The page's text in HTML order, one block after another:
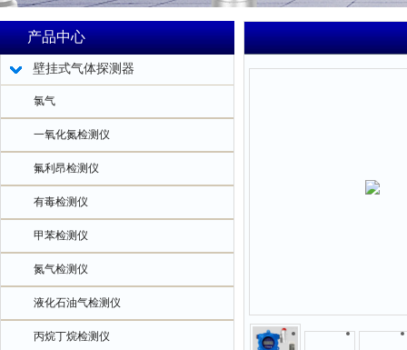
产品中心
壁挂式气体探测器
氯气
一氧化氮检测仪
氟利昂检测仪
有毒检测仪
甲苯检测仪
氮气检测仪
液化石油气检测仪
丙烷丁烷检测仪